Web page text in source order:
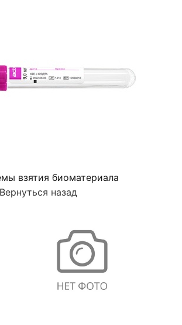
взятия биоматериала
Вернуться назад